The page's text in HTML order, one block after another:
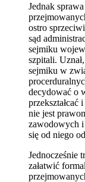
Jednak
ostro
sąd
sejmiku
szpitali.
sejmiku w
decydować o
przekształcać
nie jest
zawodowych
się od niego
Jednocześnie
załatwić